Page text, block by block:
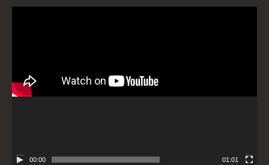
00:00 01:01